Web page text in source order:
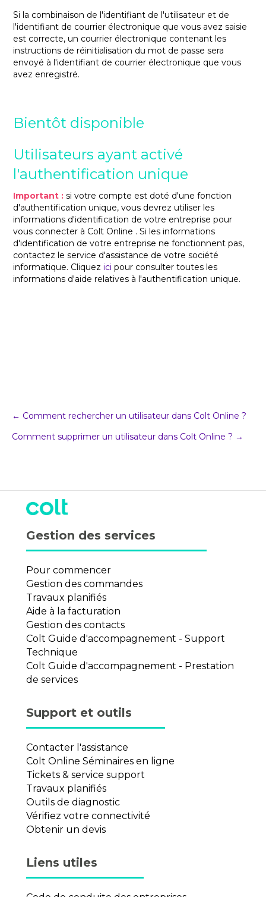
Si la combinaison de l'identifiant de l'utilisateur et de
l'identifiant de courrier électronique que vous avez saisie
est correcte, un courrier électronique contenant les
instructions de réinitialisation du mot de passe sera
envoyé à l'identifiant de courrier électronique que vous
avez enregistré.
Bientôt disponible
Utilisateurs ayant activé
l'authentification unique
Important :si votre compte est doté d'une fonction
d'authentification unique, vous devrez utiliser les
informations d'identification de votre entreprise pour
vous connecter à Colt Online . Si les informations
d'identification de votre entreprise ne fonctionnent pas,
contactez le service d'assistance de votre société
informatique. Cliquezici pour consulter toutes les
informations d'aide relatives à l'authentification unique.
Post
navigation
← Comment rechercher un utilisateur dans Colt Online ?
Comment supprimer un utilisateur dans Colt Online ? →
Gestion des services
Pour commencer
Gestion des commandes
Travaux planifiés
Aide à la facturation
Gestion des contacts
Colt Guide d'accompagnement - Support
Technique
Colt Guide d'accompagnement - Prestation
de services
Support et outils
Contacter l'assistance
Colt Online Séminaires en ligne
Tickets & service support
Travaux planifiés
Outils de diagnostic
Vérifiez votre connectivité
Obtenir un devis
Liens utiles